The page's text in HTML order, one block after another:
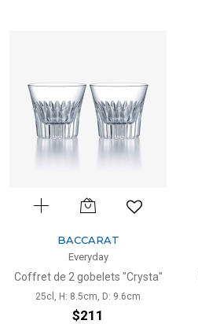
BACCARAT
Everyday
Coffret de 2 gobelets "Crysta"
25cl, H: 8.5cm, D: 9.6cm
$211